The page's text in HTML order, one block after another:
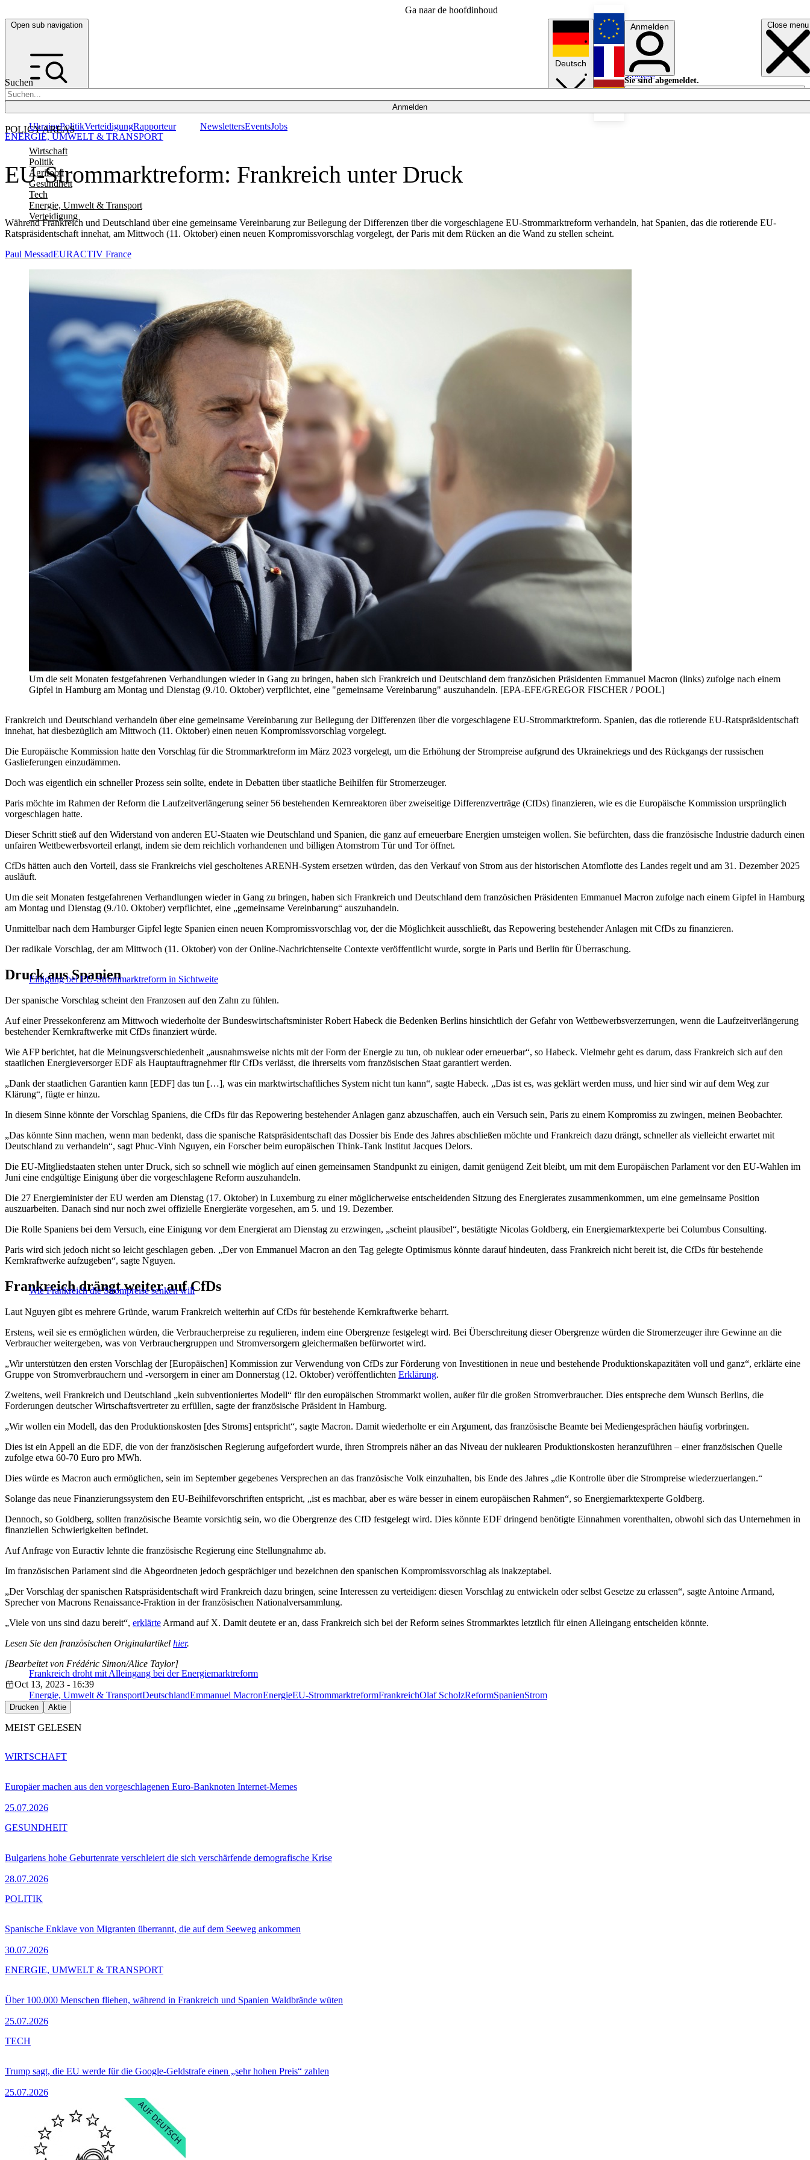
Ga naar de hoofdinhoud
Open sub navigation Close menu
Suchen
Anmelden
POLICY AREAS
Wirtschaft
Politik
Agrifood
Gesundheit
Tech
Energie, Umwelt & Transport
Verteidigung
UkrainePolitikVerteidigungRapporteur NewslettersEventsJobs
Deutsch
English
Français
Anmelden
Sie sind abgemeldet.
Anmelden
Licht aus
EU-Strommarktreform: Frankreich unter Druck
Während Frankreich und Deutschland über eine gemeinsame Vereinbarung zur Beilegung der Differenzen über die vorgeschlagene EU-Strommarktreform verhandeln, hat Spanien, das die rotierende EU-
Ratspräsidentschaft innehat, am Mittwoch (11. Oktober) einen neuen Kompromissvorschlag vorgelegt, der Paris mit dem Rücken an die Wand zu stellen scheint.
ENERGIE, UMWELT & TRANSPORT
Paul MessadEURACTIV France
Um die seit Monaten festgefahrenen Verhandlungen wieder in Gang zu bringen, haben sich Frankreich und Deutschland dem französichen Präsidenten Emmanuel Macron (links) zufolge nach einem
Gipfel in Hamburg am Montag und Dienstag (9./10. Oktober) verpflichtet, eine "gemeinsame Vereinbarung" auszuhandeln. [EPA-EFE/GREGOR FISCHER / POOL]
Frankreich und Deutschland verhandeln über eine gemeinsame Vereinbarung zur Beilegung der Differenzen über die vorgeschlagene EU-Strommarktreform. Spanien, das die rotierende EU-Ratspräsidentschaft
innehat, hat diesbezüglich am Mittwoch (11. Oktober) einen neuen Kompromissvorschlag vorgelegt.
Die Europäische Kommission hatte den Vorschlag für die Strommarktreform im März 2023 vorgelegt, um die Erhöhung der Strompreise aufgrund des Ukrainekriegs und des Rückgangs der russischen
Gaslieferungen einzudämmen.
Doch was eigentlich ein schneller Prozess sein sollte, endete in Debatten über staatliche Beihilfen für Stromerzeuger.
Paris möchte im Rahmen der Reform die Laufzeitverlängerung seiner 56 bestehenden Kernreaktoren über zweiseitige Differenzverträge (CfDs) finanzieren, wie es die Europäische Kommission ursprünglich
vorgeschlagen hatte.
Dieser Schritt stieß auf den Widerstand von anderen EU-Staaten wie Deutschland und Spanien, die ganz auf erneuerbare Energien umsteigen wollen. Sie befürchten, dass die französische Industrie dadurch einen
unfairen Wettbewerbsvorteil erlangt, indem sie dem reichlich vorhandenen und billigen Atomstrom Tür und Tor öffnet.
CfDs hätten auch den Vorteil, dass sie Frankreichs viel gescholtenes ARENH-System ersetzen würden, das den Verkauf von Strom aus der historischen Atomflotte des Landes regelt und am 31. Dezember 2025
ausläuft.
Um die seit Monaten festgefahrenen Verhandlungen wieder in Gang zu bringen, haben sich Frankreich und Deutschland dem französichen Präsidenten Emmanuel Macron zufolge nach einem Gipfel in Hamburg
am Montag und Dienstag (9./10. Oktober) verpflichtet, eine „gemeinsame Vereinbarung“ auszuhandeln.
Unmittelbar nach dem Hamburger Gipfel legte Spanien einen neuen Kompromissvorschlag vor, der die Möglichkeit ausschließt, das Repowering bestehender Anlagen mit CfDs zu finanzieren.
Der radikale Vorschlag, der am Mittwoch (11. Oktober) von der Online-Nachrichtenseite Contexte veröffentlicht wurde, sorgte in Paris und Berlin für Überraschung.
Einigung bei EU-Strommarktreform in Sichtweite
Druck aus Spanien
Der spanische Vorschlag scheint den Franzosen auf den Zahn zu fühlen.
Auf einer Pressekonferenz am Mittwoch wiederholte der Bundeswirtschaftsminister Robert Habeck die Bedenken Berlins hinsichtlich der Gefahr von Wettbewerbsverzerrungen, wenn die Laufzeitverlängerung
bestehender Kernkraftwerke mit CfDs finanziert würde.
Wie AFP berichtet, hat die Meinungsverschiedenheit „ausnahmsweise nichts mit der Form der Energie zu tun, ob nuklear oder erneuerbar“, so Habeck. Vielmehr geht es darum, dass Frankreich sich auf den
staatlichen Energieversorger EDF als Hauptauftragnehmer für CfDs verlässt, die ihrerseits vom französischen Staat garantiert werden.
„Dank der staatlichen Garantien kann [EDF] das tun […], was ein marktwirtschaftliches System nicht tun kann“, sagte Habeck. „Das ist es, was geklärt werden muss, und hier sind wir auf dem Weg zur
Klärung“, fügte er hinzu.
In diesem Sinne könnte der Vorschlag Spaniens, die CfDs für das Repowering bestehender Anlagen ganz abzuschaffen, auch ein Versuch sein, Paris zu einem Kompromiss zu zwingen, meinen Beobachter.
„Das könnte Sinn machen, wenn man bedenkt, dass die spanische Ratspräsidentschaft das Dossier bis Ende des Jahres abschließen möchte und Frankreich dazu drängt, schneller als vielleicht erwartet mit
Deutschland zu verhandeln“, sagt Phuc-Vinh Nguyen, ein Forscher beim europäischen Think-Tank Institut Jacques Delors.
Die EU-Mitgliedstaaten stehen unter Druck, sich so schnell wie möglich auf einen gemeinsamen Standpunkt zu einigen, damit genügend Zeit bleibt, um mit dem Europäischen Parlament vor den EU-Wahlen im
Juni eine endgültige Einigung über die vorgeschlagene Reform auszuhandeln.
Die 27 Energieminister der EU werden am Dienstag (17. Oktober) in Luxemburg zu einer möglicherweise entscheidenden Sitzung des Energierates zusammenkommen, um eine gemeinsame Position
auszuarbeiten. Danach sind nur noch zwei offizielle Energieräte vorgesehen, am 5. und 19. Dezember.
Die Rolle Spaniens bei dem Versuch, eine Einigung vor dem Energierat am Dienstag zu erzwingen, „scheint plausibel“, bestätigte Nicolas Goldberg, ein Energiemarktexperte bei Columbus Consulting.
Paris wird sich jedoch nicht so leicht geschlagen geben. „Der von Emmanuel Macron an den Tag gelegte Optimismus könnte darauf hindeuten, dass Frankreich nicht bereit ist, die CfDs für bestehende
Kernkraftwerke aufzugeben“, sagte Nguyen.
Wie Frankreich die Strompreise senken will
Frankreich drängt weiter auf CfDs
Laut Nguyen gibt es mehrere Gründe, warum Frankreich weiterhin auf CfDs für bestehende Kernkraftwerke beharrt.
Erstens, weil sie es ermöglichen würden, die Verbraucherpreise zu regulieren, indem eine Obergrenze festgelegt wird. Bei Überschreitung dieser Obergrenze würden die Stromerzeuger ihre Gewinne an die
Verbraucher weitergeben, was von Verbrauchergruppen und Stromversorgern gleichermaßen befürwortet wird.
„Wir unterstützen den ersten Vorschlag der [Europäischen] Kommission zur Verwendung von CfDs zur Förderung von Investitionen in neue und bestehende Produktionskapazitäten voll und ganz“, erklärte eine
Gruppe von Stromverbrauchern und -versorgern in einer am Donnerstag (12. Oktober) veröffentlichten Erklärung.
Zweitens, weil Frankreich und Deutschland „kein subventioniertes Modell“ für den europäischen Strommarkt wollen, außer für die großen Stromverbraucher. Dies entspreche dem Wunsch Berlins, die
Forderungen deutscher Wirtschaftsvertreter zu erfüllen, sagte der französische Präsident in Hamburg.
„Wir wollen ein Modell, das den Produktionskosten [des Stroms] entspricht“, sagte Macron. Damit wiederholte er ein Argument, das französische Beamte bei Mediengesprächen häufig vorbringen.
Dies ist ein Appell an die EDF, die von der französischen Regierung aufgefordert wurde, ihren Strompreis näher an das Niveau der nuklearen Produktionskosten heranzuführen – einer französischen Quelle
zufolge etwa 60-70 Euro pro MWh.
Dies würde es Macron auch ermöglichen, sein im September gegebenes Versprechen an das französische Volk einzuhalten, bis Ende des Jahres „die Kontrolle über die Strompreise wiederzuerlangen.“
Solange das neue Finanzierungssystem den EU-Beihilfevorschriften entspricht, „ist es machbar, aber es wäre besser in einem europäischen Rahmen“, so Energiemarktexperte Goldberg.
Dennoch, so Goldberg, sollten französische Beamte vorsichtig sein, wo die Obergrenze des CfD festgelegt wird. Dies könnte EDF dringend benötigte Einnahmen vorenthalten, obwohl sich das Unternehmen in
finanziellen Schwierigkeiten befindet.
Auf Anfrage von Euractiv lehnte die französische Regierung eine Stellungnahme ab.
Im französischen Parlament sind die Abgeordneten jedoch gesprächiger und bezeichnen den spanischen Kompromissvorschlag als inakzeptabel.
„Der Vorschlag der spanischen Ratspräsidentschaft wird Frankreich dazu bringen, seine Interessen zu verteidigen: diesen Vorschlag zu entwickeln oder selbst Gesetze zu erlassen“, sagte Antoine Armand,
Sprecher von Macrons Renaissance-Fraktion in der französischen Nationalversammlung.
„Viele von uns sind dazu bereit“, erklärte Armand auf X. Damit deutete er an, dass Frankreich sich bei der Reform seines Strommarktes letztlich für einen Alleingang entscheiden könnte.
Lesen Sie den französischen Originalartikel hier.
Frankreich droht mit Alleingang bei der Energiemarktreform
[Bearbeitet von Frédéric Simon/Alice Taylor]
Oct 13, 2023 - 16:39
Energie, Umwelt & TransportDeutschlandEmmanuel MacronEnergieEU-StrommarktreformFrankreichOlaf ScholzReformSpanienStrom
Drucken Aktie
MEIST GELESEN
Europäer machen aus den vorgeschlagenen Euro-Banknoten Internet-Memes
25.07.2026
WIRTSCHAFT
Bulgariens hohe Geburtenrate verschleiert die sich verschärfende demografische Krise
28.07.2026
GESUNDHEIT
Spanische Enklave von Migranten überrannt, die auf dem Seeweg ankommen
30.07.2026
POLITIK
Über 100.000 Menschen fliehen, während in Frankreich und Spanien Waldbrände wüten
25.07.2026
ENERGIE, UMWELT & TRANSPORT
Trump sagt, die EU werde für die Google-Geldstrafe einen „sehr hohen Preis“ zahlen
25.07.2026
TECH